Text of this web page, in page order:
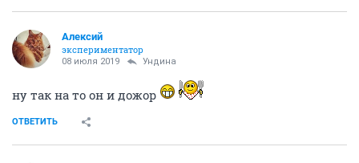
Алексий
экспериментатор
08 июля 2019 Ундинa
ну так на то он и дожор
ОТВЕТИТЬ